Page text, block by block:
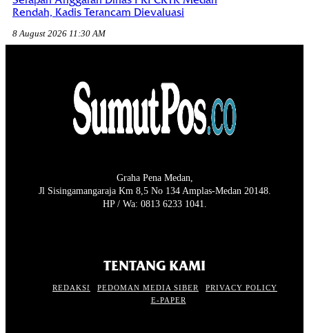
Rendah, Kadis Terancam Dievaluasi
8 August 2026 11:30 AM
Graha Pena Medan,
Jl Sisingamangaraja Km 8,5 No 134 Amplas-Medan 20148.
HP / Wa: 0813 6233 1041.
TENTANG KAMI
REDAKSI PEDOMAN MEDIA SIBER
PRIVACY POLICY
E-PAPER